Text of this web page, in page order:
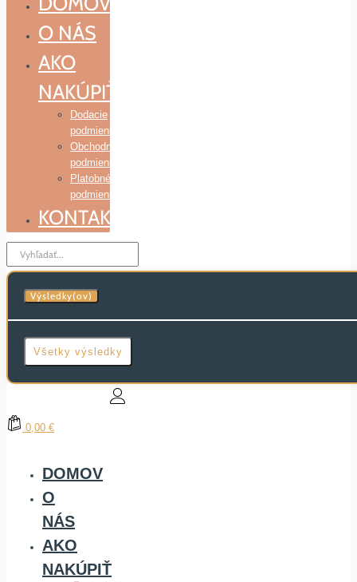
O NÁS
AKO
NAKÚPIŤ
Dodacie
podmienky
Obchodné
podmienky
Platobné
podmienky
KONTAKT
Search
...
Výsledky(ov)
Všetky výsledky
0,00 €
DOMOV
O
NÁS
AKO
NAKÚPIŤ